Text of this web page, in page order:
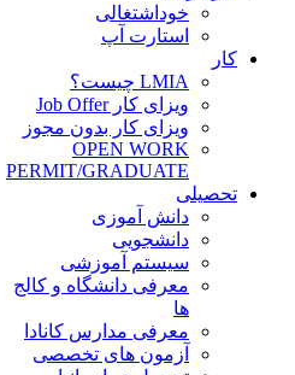
خوداشتغالی
استارت آپ
کار
LMIA چیست؟
ویزای کار Job Offer
ویزای کار بدون مجوز
OPEN WORK
PERMIT/GRADUATE
تحصیلی
دانش آموزی
دانشجویی
سیستم آموزشی
معرفی دانشگاه و کالج
ها
معرفی مدارس کانادا
آزمون های تخصصی